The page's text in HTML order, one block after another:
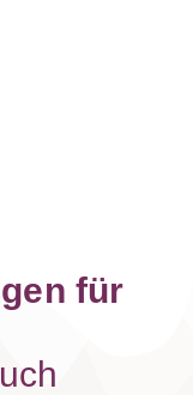
für